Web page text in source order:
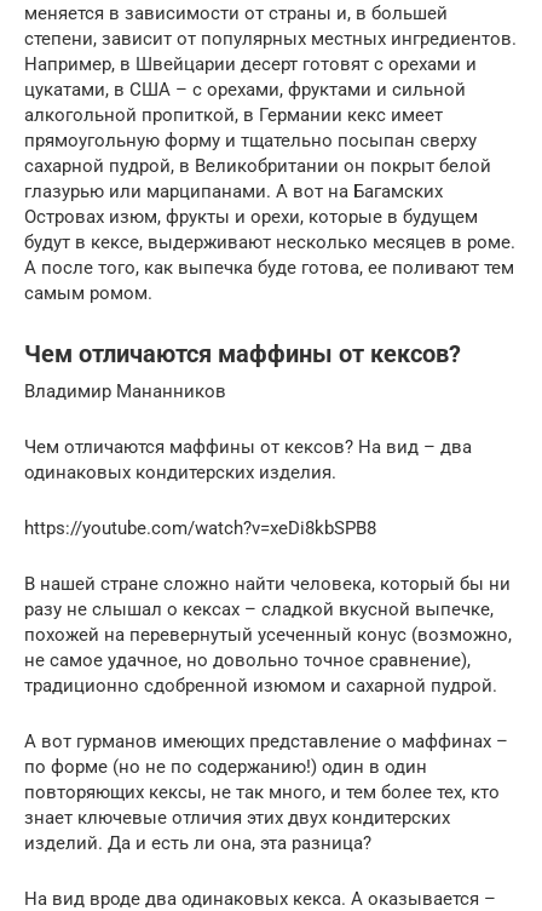
меняется в зависимости от страны и, в большей
степени, зависит от популярных местных ингредиентов.
Например, в Швейцарии десерт готовят с орехами и
цукатами, в США – с орехами, фруктами и сильной
алкогольной пропиткой, в Германии кекс имеет
прямоугольную форму и тщательно посыпан сверху
сахарной пудрой, в Великобритании он покрыт белой
глазурью или марципанами. А вот на Багамских
Островах изюм, фрукты и орехи, которые в будущем
будут в кексе, выдерживают несколько месяцев в роме.
А после того, как выпечка буде готова, ее поливают тем
самым ромом.
Чем отличаются маффины от кексов?
Владимир Мананников
Чем отличаются маффины от кексов? На вид – два
одинаковых кондитерских изделия.
https://youtube.com/watch?v=xeDi8kbSPB8
В нашей стране сложно найти человека, который бы ни
разу не слышал о кексах – сладкой вкусной выпечке,
похожей на перевернутый усеченный конус (возможно,
не самое удачное, но довольно точное сравнение),
традиционно сдобренной изюмом и сахарной пудрой.
А вот гурманов имеющих представление о маффинах –
по форме (но не по содержанию!) один в один
повторяющих кексы, не так много, и тем более тех, кто
знает ключевые отличия этих двух кондитерских
изделий. Да и есть ли она, эта разница?
На вид вроде два одинаковых кекса. А оказывается –